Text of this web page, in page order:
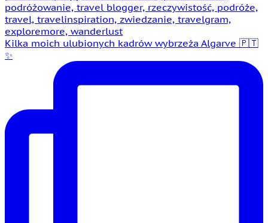
Kilka moich ulubionych kadrów wybrzeża Algarve 🇵🇹
✨